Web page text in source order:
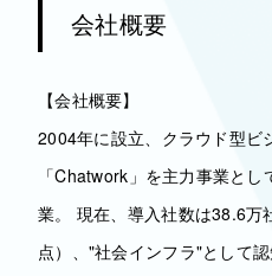
会社概要
【会社概要】
2004年に設立、クラウド型ビ
「Chatwork」を主力事業と
業。 現在、導入社数は38.6
点）、"社会インフラ"として